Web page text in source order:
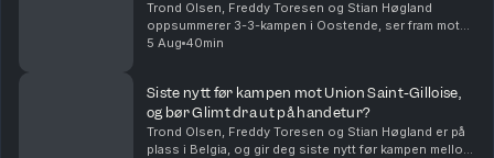
Trond Olsen, Freddy Toresen og Stian Høgland
oppsummerer 3-3-kampen i Oostende, ser fram mot
returkampen, skadesituasjonen og ikke minst møtet
5 Aug 40min
Siste nytt før kampen mot Union Saint-Gilloise,
og bør Glimt dra ut på handetur?
Trond Olsen, Freddy Toresen og Stian Høgland er på
plass i Belgia, og gir deg siste nytt før kampen mellom